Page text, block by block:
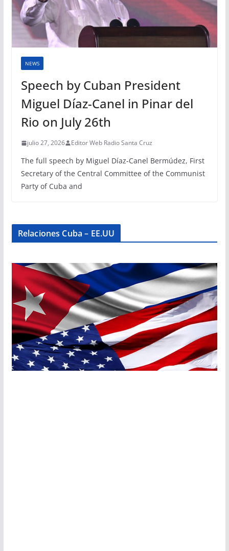
NEWS
Speech by Cuban President
Miguel Díaz-Canel in Pinar del
Rio on July 26th
julio 27, 2026 Editor Web Radio Santa Cruz
The full speech by Miguel Díaz-Canel Bermúdez, First
Secretary of the Central Committee of the Communist
Party of Cuba and
Relaciones Cuba – EE.UU